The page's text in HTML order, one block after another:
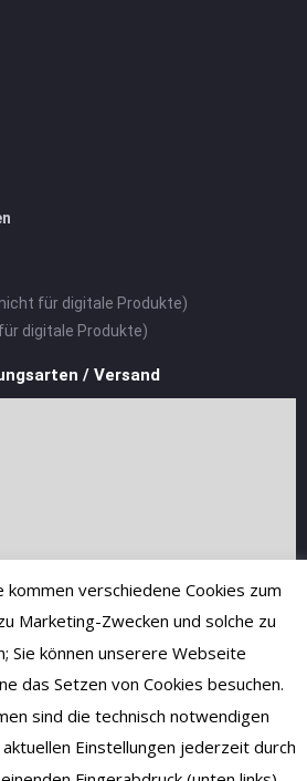
für digitale Produkte)
digitale Produkte)
/ Versand
verschiedene Cookies zum
Marketing-Zwecken und solche zu
Sie können unserere Webseite
das Setzen von Cookies besuchen.
sind die technisch notwendigen
aktuellen Einstellungen jederzeit durch